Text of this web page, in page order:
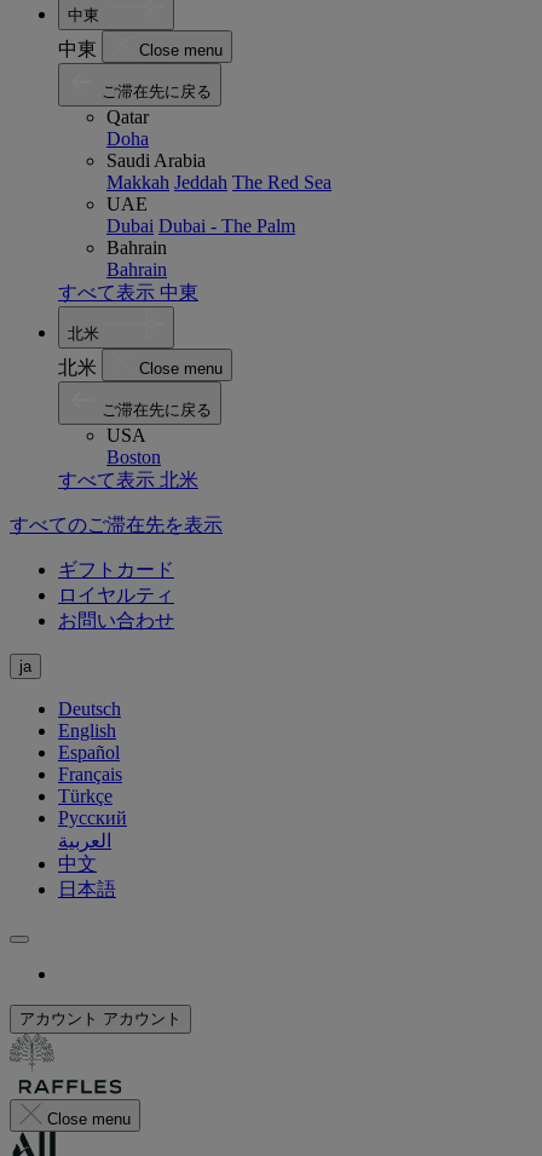
中東
中東 Close menu
ご滞在先に戻る
Qatar
Doha
Saudi Arabia
Makkah Jeddah The Red Sea
UAE
Dubai Dubai - The Palm
Bahrain
Bahrain
すべて表示 中東
北米
北米 Close menu
ご滞在先に戻る
USA
Boston
すべて表示 北米
すべてのご滞在先を表示
ギフトカード
ロイヤルティ
お問い合わせ
ja
Deutsch
English
Español
Français
Türkçe
Русский
العربية
中文
日本語
アカウント アカウント
Close menu